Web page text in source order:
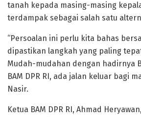
tanah kepada masing-masing
terdampak sebagai salah satu
“Persoalan ini perlu kita bahas
dipastikan langkah yang paling
Mudah-mudahan dengan hadirnya
BAM DPR RI, ada jalan keluar bagi
Nasir.
Ketua BAM DPR RI, Ahmad